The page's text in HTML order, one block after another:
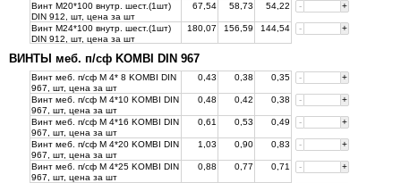
Винт М20*100 внутр. шест.(1шт)
DIN 912, шт, цена за шт
67,54 58,73 54,22 - +
Винт М24*100 внутр. шест.(1шт)
DIN 912, шт, цена за шт
180,07 156,59 144,54 - +
ВИНТЫ меб. п/сф KOMBI DIN 967
Винт меб. п/сф М 4* 8 KOMBI DIN
967, шт, цена за шт
0,43 0,38 0,35 - +
Винт меб. п/сф М 4*10 KOMBI DIN
967, шт, цена за шт
0,48 0,42 0,38 - +
Винт меб. п/сф М 4*16 KOMBI DIN
967, шт, цена за шт
0,61 0,53 0,49 - +
Винт меб. п/сф М 4*20 KOMBI DIN
967, шт, цена за шт
1,03 0,90 0,83 - +
Винт меб. п/сф М 4*25 KOMBI DIN
967, шт, цена за шт
0,88 0,77 0,71 - +